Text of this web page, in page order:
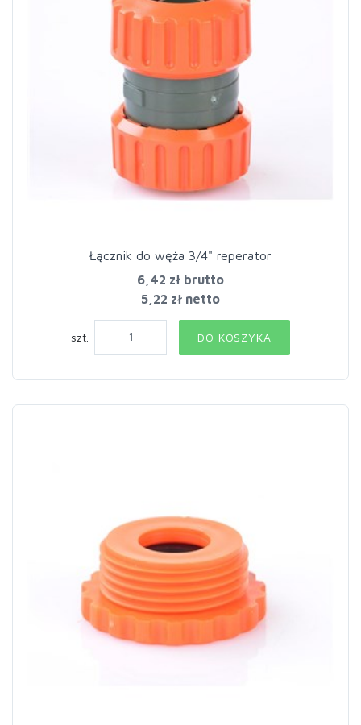
Łącznik do węża 3/4" reperator
6,42 zł brutto
5,22 zł netto
szt. DO KOSZYKA